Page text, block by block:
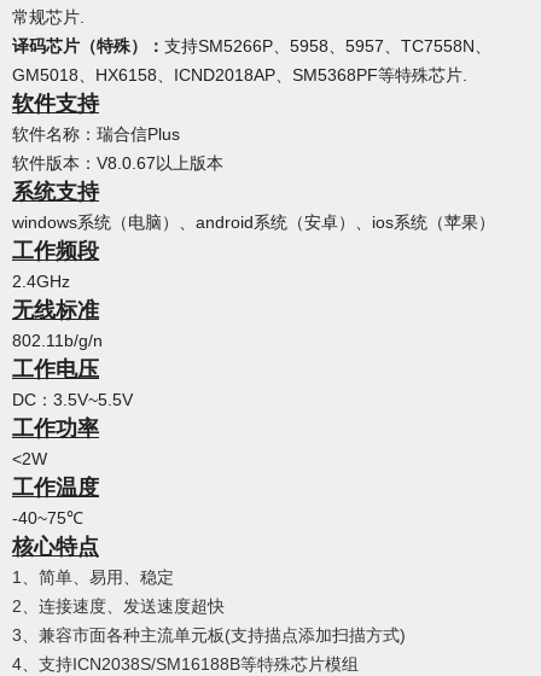
常规芯片.
译码芯片（特殊）： 支持SM5266P、5958、5957、TC7558N、
GM5018、HX6158、ICND2018AP、SM5368PF等特殊芯片.
软件支持
软件名称：瑞合信Plus
软件版本：V8.0.67以上版本
系统支持
windows系统（电脑）、android系统（安卓）、ios系统（苹果）
工作频段
2.4GHz
无线标准
802.11b/g/n
工作电压
DC：3.5V~5.5V
工作功率
<2W
工作温度
-40~75℃
核心特点
1、简单、易用、稳定
2、连接速度、发送速度超快
3、兼容市面各种主流单元板(支持描点添加扫描方式)
4、支持ICN2038S/SM16188B等特殊芯片模组